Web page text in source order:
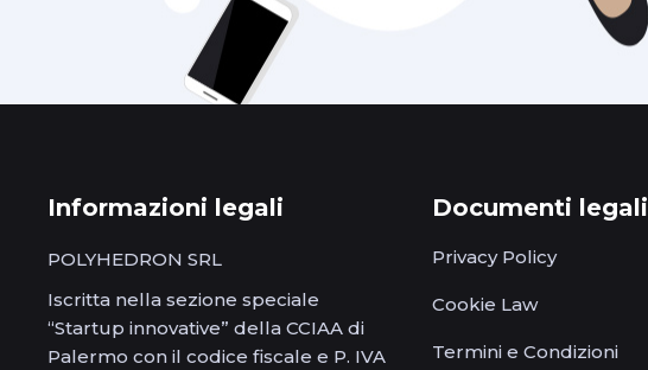
Informazioni legali
POLYHEDRON SRL
Iscritta nella sezione speciale
“Startup innovative” della CCIAA di
Palermo con il codice fiscale e P. IVA
Documenti legali
Privacy Policy
Cookie Law
Termini e Condizioni